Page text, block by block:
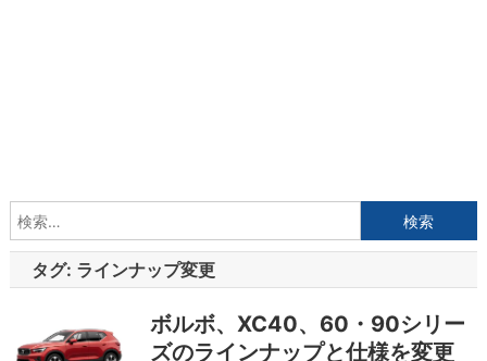
索:
タグ: ラインナップ変更
ボルボ、XC40、60・90シリー
ズのラインナップと仕様を変更